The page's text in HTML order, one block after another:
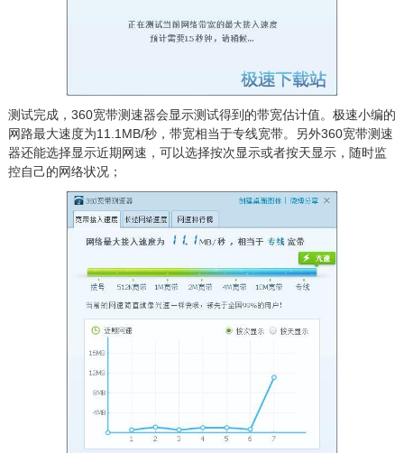
测试完成，360宽带测速器会显示测试得到的带宽估计值。极速小编的
网路最大速度为11.1MB/秒，带宽相当于专线宽带。另外360宽带测速
器还能选择显示近期网速，可以选择按次显示或者按天显示，随时监
控自己的网络状况；